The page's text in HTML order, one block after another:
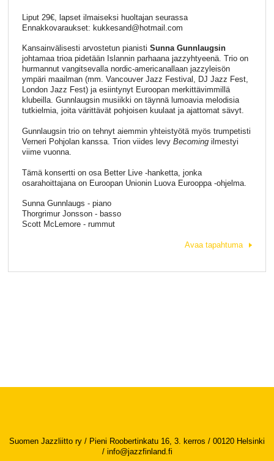
Liput 29€, lapset ilmaiseksi huoltajan seurassa
Ennakkovaraukset: kukkesand@hotmail.com
Kansainvälisesti arvostetun pianisti Sunna Gunnlaugsin
johtamaa trioa pidetään Islannin parhaana jazzyhtyeenä. Trio on
hurmannut vangitsevalla nordic-americanallaan jazzyleisön
ympäri maailman (mm. Vancouver Jazz Festival, DJ Jazz Fest,
London Jazz Fest) ja esiintynyt Euroopan merkittävimmillä
klubeilla. Gunnlaugsin musiikki on täynnä lumoavia melodisia
tutkielmia, joita värittävät pohjoisen kuulaat ja ajattomat sävyt.
Gunnlaugsin trio on tehnyt aiemmin yhteistyötä myös trumpetisti
Verneri Pohjolan kanssa. Trion viides levy Becomingilmestyi
viime vuonna.
Tämä konsertti on osa Better Live -hanketta, jonka
osarahoittajana on Euroopan Unionin Luova Eurooppa -ohjelma.
Sunna Gunnlaugs - piano
Thorgrimur Jonsson - basso
Scott McLemore - rummut
Avaa tapahtuma
Suomen Jazzliitto ry / Pieni Roobertinkatu 16, 3. kerros / 00120 Helsinki
/ info@jazzfinland.fi